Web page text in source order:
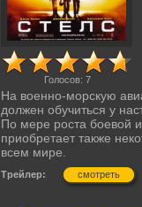
Голосов: 7
На военно-морскую
должен обучиться у
По мере роста боевой
приобретает также
всем мире.
Трейлер: смотреть